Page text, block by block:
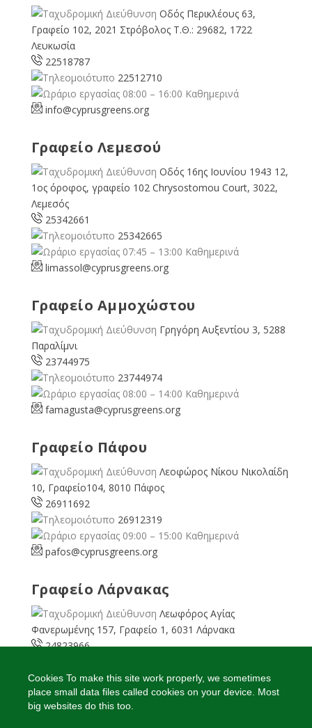
Οδός Περικλέους 63,
Γραφείο 102, 2021 Στρόβολος Τ.Θ.: 29682, 1722
Λευκωσία
22518787
22512710
08:00 – 16:00 Καθημερινά
info@cyprusgreens.org
Γραφείο Λεμεσού
Οδός 16ης Ιουνίου 1943 12,
1ος όροφος, γραφείο 102 Chrysostomou Court, 3022,
Λεμεσός
25342661
25342665
07:45 – 13:00 Καθημερινά
limassol@cyprusgreens.org
Γραφείο Αμμοχώστου
Γρηγόρη Αυξεντίου 3, 5288
Παραλίμνι
23744975
23744974
08:00 – 14:00 Καθημερινά
famagusta@cyprusgreens.org
Γραφείο Πάφου
Λεοφώρος Νίκου Νικολαίδη
10, Γραφείο104, 8010 Πάφος
26911692
26912319
09:00 – 15:00 Καθημερινά
pafos@cyprusgreens.org
Γραφείο Λάρνακας
Λεωφόρος Αγίας
Φανερωμένης 157, Γραφείο 1, 6031 Λάρνακα
24823966
08:00 – 16:00 Καθημερινά
larnaka@cyprusgreens. org
Cookies To make this site work properly, we sometimes
place small data files called cookies on your device. Most
big websites do this too.